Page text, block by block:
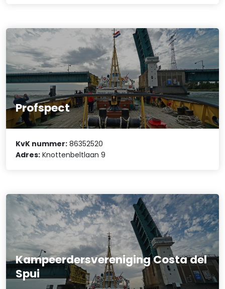
Profspect
KvK nummer: 86352520
Adres: Knottenbeltlaan 9
Kampeerdersvereniging Costa del
Spui